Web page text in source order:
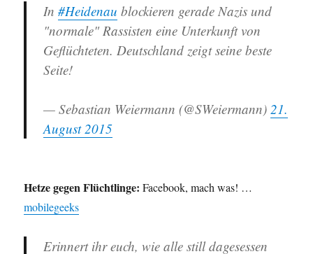
In#Heidenau blockieren gerade Nazis und
"normale" Rassisten eine Unterkunft von
Geflüchteten. Deutschland zeigt seine beste
Seite!
— Sebastian Weiermann (@SWeiermann) 21.
August 2015
Hetze gegen Flüchtlinge: Facebook, mach was! …
mobilegeeks
Erinnert ihr euch, wie alle still dagesessen